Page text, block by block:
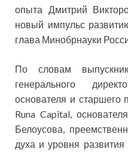
опыта Дмитрий
новый импульс
глава Минобрнауки
По словам
генерального
основателя и старшего
Runa Capital,
Белоусова,
духа и уровня